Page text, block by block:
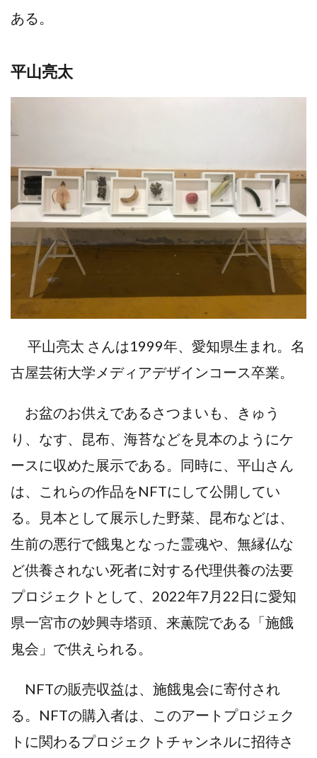
ある。
平山亮太
平山亮太 さんは1999年、愛知県生まれ。名
古屋芸術大学メディアデザインコース卒業。
お盆のお供えであるさつまいも、きゅう
り、なす、昆布、海苔などを見本のようにケ
ースに収めた展示である。同時に、平山さん
は、これらの作品をNFTにして公開してい
る。見本として展示した野菜、昆布などは、
生前の悪行で餓鬼となった霊魂や、無縁仏な
ど供養されない死者に対する代理供養の法要
プロジェクトとして、2022年7月22日に愛知
県一宮市の妙興寺塔頭、来薫院である「施餓
鬼会」で供えられる。
NFTの販売収益は、 施餓鬼会に寄付され
る。NFTの購入者は、このアートプロジェク
トに関わるプロジェクトチャンネルに招待さ